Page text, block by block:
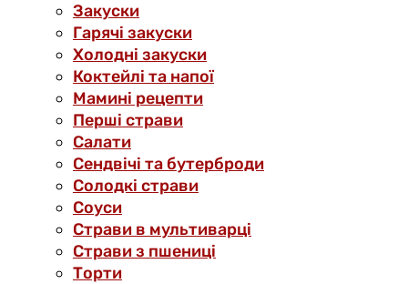
Закуски
Гарячі закуски
Холодні закуски
Коктейлі та напої
Мамині рецепти
Перші страви
Салати
Сендвічі та бутерброди
Солодкі страви
Соуси
Страви в мультиварці
Страви з пшениці
Торти